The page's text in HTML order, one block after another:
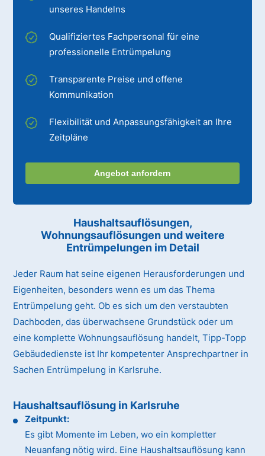
unseres Handelns
Qualifiziertes Fachpersonal für eine
professionelle Entrümpelung
Transparente Preise und offene
Kommunikation
Flexibilität und Anpassungsfähigkeit an Ihre
Zeitpläne
Angebot anfordern
Haushaltsauflösungen,
Wohnungsauflösungen und weitere
Entrümpelungen im Detail
Jeder Raum hat seine eigenen Herausforderungen und
Eigenheiten, besonders wenn es um das Thema
Entrümpelung geht. Ob es sich um den verstaubten
Dachboden, das überwachsene Grundstück oder um
eine komplette Wohnungsauflösung handelt, Tipp-Topp
Gebäudedienste ist Ihr kompetenter Ansprechpartner in
Sachen Entrümpelung in Karlsruhe.
Haushaltsauflösung in Karlsruhe
Zeitpunkt:
Es gibt Momente im Leben, wo ein kompletter
Neuanfang nötig wird. Eine Haushaltsauflösung kann